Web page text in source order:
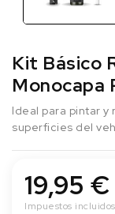
Kit Básico
Monocapa
Ideal para pintar
superficies del
19,95 €
Impuestos incluidos